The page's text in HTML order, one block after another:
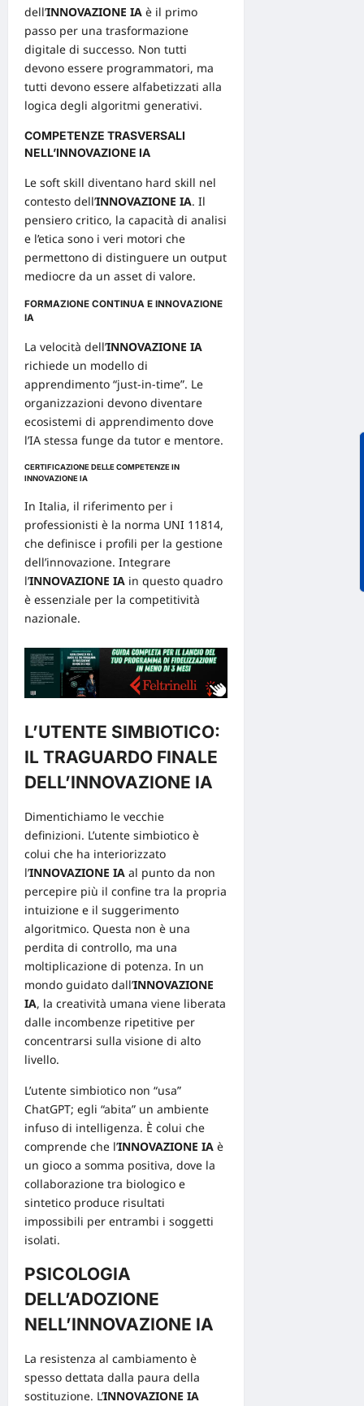
dell’INNOVAZIONE IA è il primo
passo per una trasformazione
digitale di successo. Non tutti
devono essere programmatori, ma
tutti devono essere alfabetizzati alla
logica degli algoritmi generativi.
COMPETENZE TRASVERSALI
NELL’INNOVAZIONE IA
Le soft skill diventano hard skill nel
contesto dell’INNOVAZIONE IA. Il
pensiero critico, la capacità di analisi
e l’etica sono i veri motori che
permettono di distinguere un output
mediocre da un asset di valore.
FORMAZIONE CONTINUA E INNOVAZIONE
IA
La velocità dell’INNOVAZIONE IA
richiede un modello di
apprendimento “just-in-time”. Le
organizzazioni devono diventare
ecosistemi di apprendimento dove
l’IA stessa funge da tutor e mentore.
CERTIFICAZIONE DELLE COMPETENZE IN
INNOVAZIONE IA
In Italia, il riferimento per i
professionisti è la norma UNI 11814,
che definisce i profili per la gestione
dell’innovazione. Integrare
l’INNOVAZIONE IA in questo quadro
è essenziale per la competitività
nazionale.
L’UTENTE SIMBIOTICO:
IL TRAGUARDO FINALE
DELL’INNOVAZIONE IA
Dimentichiamo le vecchie
definizioni. L’utente simbiotico è
colui che ha interiorizzato
l’INNOVAZIONE IA al punto da non
percepire più il confine tra la propria
intuizione e il suggerimento
algoritmico. Questa non è una
perdita di controllo, ma una
moltiplicazione di potenza. In un
mondo guidato dall’INNOVAZIONE
IA, la creatività umana viene liberata
dalle incombenze ripetitive per
concentrarsi sulla visione di alto
livello.
L’utente simbiotico non “usa”
ChatGPT; egli “abita” un ambiente
infuso di intelligenza. È colui che
comprende che l’INNOVAZIONE IA è
un gioco a somma positiva, dove la
collaborazione tra biologico e
sintetico produce risultati
impossibili per entrambi i soggetti
isolati.
PSICOLOGIA
DELL’ADOZIONE
NELL’INNOVAZIONE IA
La resistenza al cambiamento è
spesso dettata dalla paura della
sostituzione. L’INNOVAZIONE IA